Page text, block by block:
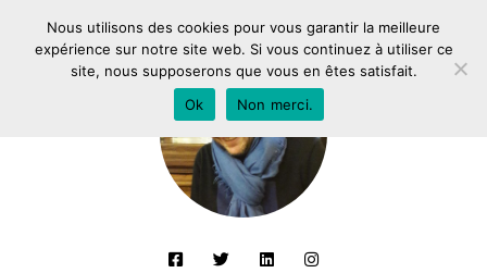
Nous utilisons des cookies pour vous garantir la meilleure
expérience sur notre site web. Si vous continuez à utiliser ce
site, nous supposerons que vous en êtes satisfait.
Ok
Non merci.